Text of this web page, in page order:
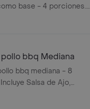
base - 4 porciones.
de Ajo, Sazonador
pollo bbq Mediana
bbq mediana - 8
Salsa de Ajo,
Roja y